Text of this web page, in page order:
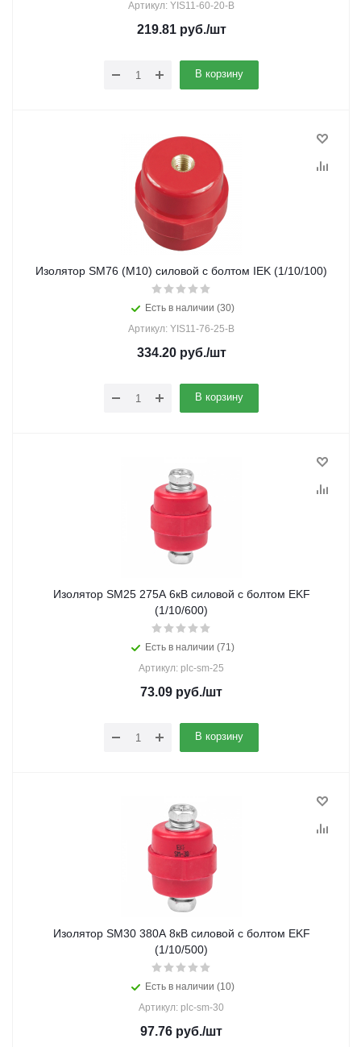
Артикул: YIS11-60-20-B
219.81руб./шт
В корзину
Изолятор SM76 (М10) силовой с болтом IEK (1/10/100)
Есть в наличии (30)
Артикул: YIS11-76-25-B
334.20руб./шт
В корзину
Изолятор SM25 275А 6кВ силовой с болтом EKF
(1/10/600)
Есть в наличии (71)
Артикул: plc-sm-25
73.09 руб./шт
В корзину
Изолятор SM30 380А 8кВ силовой с болтом EKF
(1/10/500)
Есть в наличии (10)
Артикул: plc-sm-30
97.76 руб./шт